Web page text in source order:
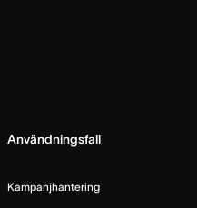
Användningsfall
Kampanjhantering